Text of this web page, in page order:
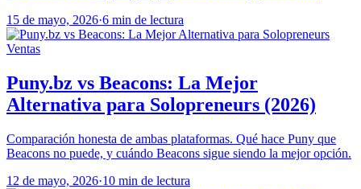
15 de mayo, 2026·6 min de lectura
Ventas
Puny.bz vs Beacons: La Mejor
Alternativa para Solopreneurs (2026)
Comparación honesta de ambas plataformas. Qué hace Puny que
Beacons no puede, y cuándo Beacons sigue siendo la mejor opción.
12 de mayo, 2026·10 min de lectura